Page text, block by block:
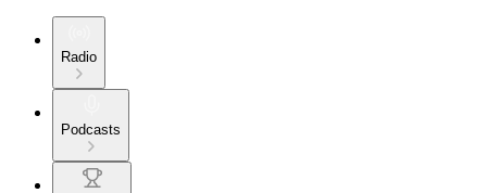
Radio
Podcasts